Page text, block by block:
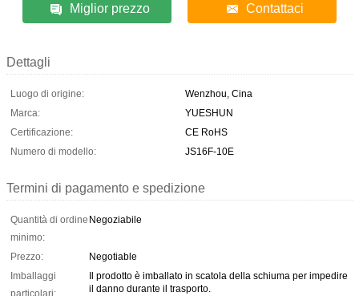
Miglior prezzo Contattaci
Dettagli
Luogo di origine:
Wenzhou, Cina
Marca:
YUESHUN
Certificazione:
CE RoHS
Numero di modello:
JS16F-10E
Termini di pagamento e spedizione
Quantità di ordine
minimo:
Negoziabile
Prezzo:
Negotiable
Imballaggi
particolari:
Il prodotto è imballato in scatola della schiuma per impedire
il danno durante il trasporto.